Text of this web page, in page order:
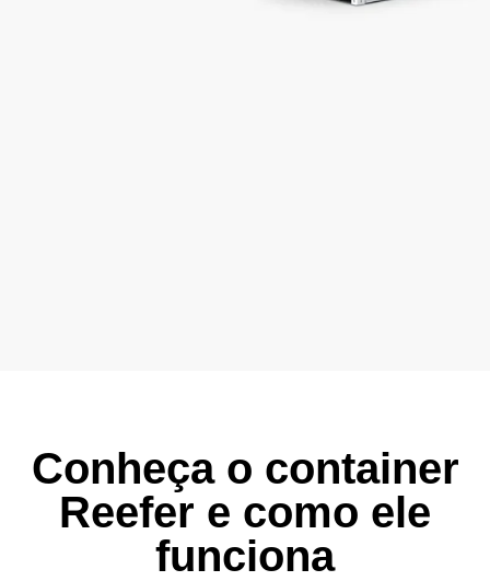
Conheça o container
Reefer e como ele
funciona